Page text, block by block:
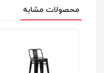
محصولات مشابه